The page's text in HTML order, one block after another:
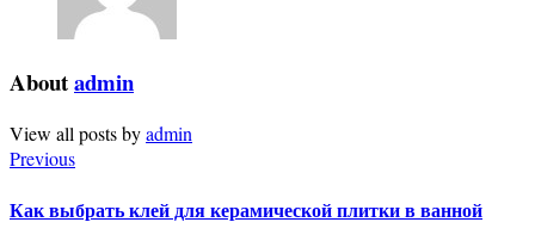
Aboutadmin
View all posts byadmin
Previous
Как выбрать клей для керамической плитки в ванной